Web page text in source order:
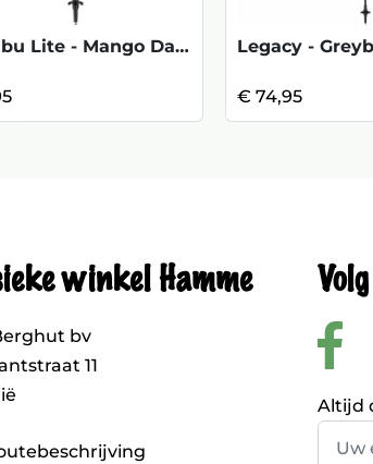
Khumbu Lite - Mango Dark Anth Black
€ 74,95
winkel Hamme
bv
11
Altijd